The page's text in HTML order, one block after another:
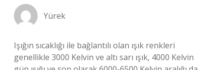
Yürek
Işığın sıcaklığı ile bağlantılı olan ışık renkleri
genellikle 3000 Kelvin ve altı sarı ışık, 4000 Kelvin